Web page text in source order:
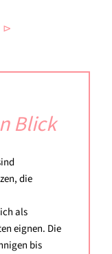
⊳
Blick
die
als
eignen. Die
bis